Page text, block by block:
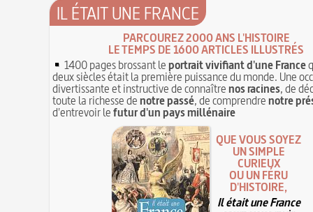
IL ÉTAIT UNE FRANCE
PARCOUREZ 2000 ANS L'HISTOIRE
LE TEMPS DE 1600 ARTICLES ILLUSTRÉS
1400 pages brossant leportrait vivifiant d'une France
deux siècles était la première puissance du monde. Une
divertissante et instructive de connaîtrenos racines, de
toute la richesse denotre passé, de comprendrenotre
d'entrevoir lefutur d'un pays millénaire
QUE VOUS SOYEZ
UN SIMPLE
CURIEUX
OU UN FÉRU
D'HISTOIRE,
Il était une France